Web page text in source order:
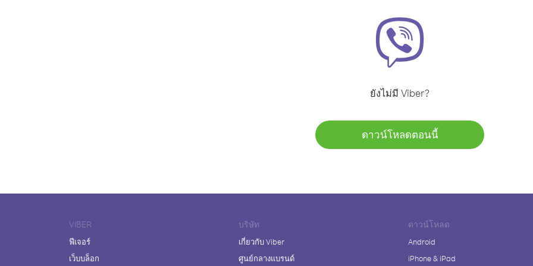
ยังไม่มี Viber?
ดาวน์โหลดตอนนี้
VIBER
ฟีเจอร์
เว็บบล็อก
บริษัท
เกี่ยวกับ Viber
ศูนย์กลางแบรนด์
ดาวน์โหลด
Android
iPhone & iPad